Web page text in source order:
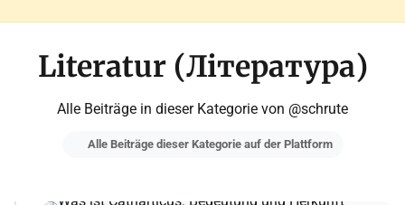
Literatur (Література)
Alle Beiträge in dieser Kategorie von @schrute
Alle Beiträge dieser Kategorie auf der Plattform